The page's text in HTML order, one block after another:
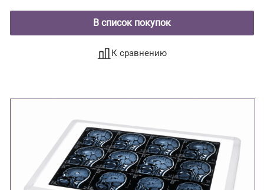
В список покупок
К сравнению